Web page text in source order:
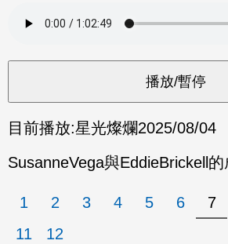
目前播放:星光燦爛2025/08/04
SusanneVega與EddieBrickell
1 2 3 4 5 6 7
11
12